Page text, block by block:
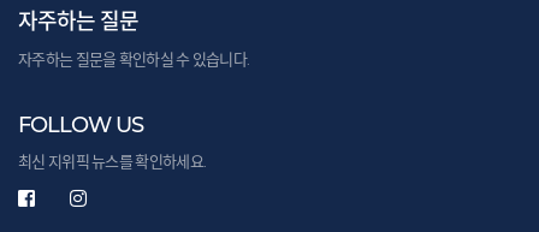
자주하는 질문
자주하는 질문을 확인하실 수 있습니다.
FOLLOW US
최신 지위픽 뉴스를 확인하세요.